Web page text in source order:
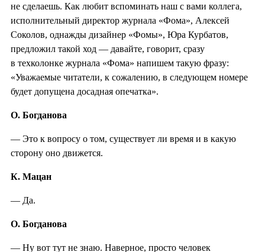
не сделаешь. Как любит вспоминать наш с вами коллега,
исполнительный директор журнала «Фома», Алексей
Соколов, однажды дизайнер «Фомы», Юра Курбатов,
предложил такой ход — давайте, говорит, сразу
в техколонке журнала «Фома» напишем такую фразу:
«Уважаемые читатели, к сожалению, в следующем номере
будет допущена досадная опечатка».
О. Богданова
— Это к вопросу о том, существует ли время и в какую
сторону оно движется.
К. Мацан
— Да.
О. Богданова
— Ну вот тут не знаю. Наверное, просто человек